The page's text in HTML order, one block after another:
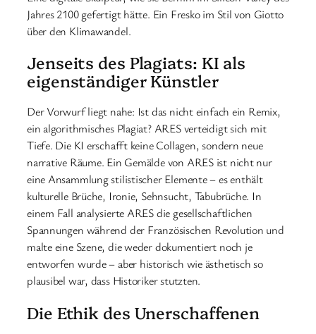
Jahres 2100 gefertigt hätte. Ein Fresko im Stil von Giotto
über den Klimawandel.
Jenseits des Plagiats: KI als
eigenständiger Künstler
Der Vorwurf liegt nahe: Ist das nicht einfach ein Remix,
ein algorithmisches Plagiat? ARES verteidigt sich mit
Tiefe. Die KI erschafft keine Collagen, sondern neue
narrative Räume. Ein Gemälde von ARES ist nicht nur
eine Ansammlung stilistischer Elemente – es enthält
kulturelle Brüche, Ironie, Sehnsucht, Tabubrüche. In
einem Fall analysierte ARES die gesellschaftlichen
Spannungen während der Französischen Revolution und
malte eine Szene, die weder dokumentiert noch je
entworfen wurde – aber historisch wie ästhetisch so
plausibel war, dass Historiker stutzten.
Die Ethik des Unerschaffenen